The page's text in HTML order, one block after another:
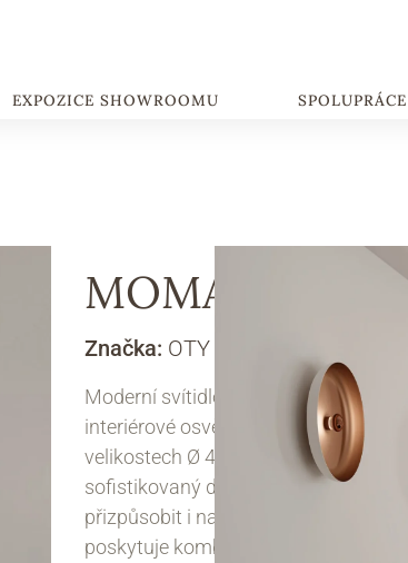
EXPOZICE SHOWROOMU SPOLUPRÁCE
MOMA P
Značka: OTY LIGHT
Moderní svítidlo MoMa je univerzální
interiérové osvětlení, dostupné v
velikostech Ø 40 a 60 cm. Elegantní a
sofistikovaný design v lakovaném
přizpůsobit i na zakázkové barvy
poskytuje kombinaci přímého a